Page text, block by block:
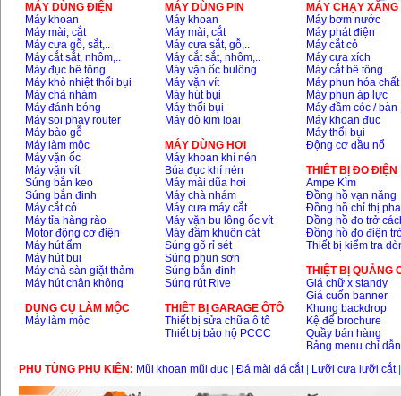
MÁY DÙNG ĐIỆN
Máy khoan
Máy mài, cắt
Máy cưa gỗ, sắt,..
Máy cắt sắt, nhôm,..
Máy đục bê tông
Máy khò nhiệt thổi bụi
Máy chà nhám
Máy đánh bóng
Máy soi phay router
Máy bào gỗ
Máy làm mộc
Máy vặn ốc
Máy vặn vít
Súng bắn keo
Súng bắn đinh
Máy cắt cỏ
Máy tỉa hàng rào
Motor động cơ điện
Máy hút ẩm
Máy hút bụi
Máy chà sàn giặt thảm
Máy hút chân không
DỤNG CỤ LÀM MỘC
Máy làm mộc
MÁY DÙNG PIN
Máy khoan
Máy mài, cắt
Máy cưa sắt, gỗ,..
Máy cắt sắt, nhôm,..
Máy vặn ốc bulông
Máy vặn vít
Máy hút bụi
Máy thổi bụi
Máy dò kim loại
MÁY DÙNG HƠI
Máy khoan khí nén
Búa đục khí nén
Máy mài dũa hơi
Máy chà nhám
Máy cưa máy cắt
Máy vặn bu lông ốc vít
Máy đầm khuôn cát
Súng gõ rỉ sét
Súng phun sơn
Súng bắn đinh
Súng rút Rive
THIÊT BỊ GARAGE ÔTÔ
Thiết bị sửa chữa ô tô
Thiết bị bảo hộ PCCC
MÁY CHẠY
Máy bơm nước
Máy phát điện
Máy cắt cỏ
Máy cưa xích
Máy cắt bê tông
Máy phun hóa chất
Máy phun áp lực
Máy đầm cóc / bàn
Máy khoan đục
Máy thổi bụi
Động cơ đầu nổ
THIÊT BỊ ĐO ĐIỆN
Ampe Kìm
Đồng hồ vạn năng
Đồng hồ chỉ thị pha
Đồng hồ đo trở
Đồng hồ đo điện
Thiết bị kiểm tra
THIỆT BỊ QUẢNG
Giá chữ x standy
Giá cuốn banner
Khung backdrop
Kệ để brochure
Quầy bán hàng
Bảng menu chỉ dẫn
PHỤ TÙNG PHỤ KIỆN: Mũi khoan mũi đục Đá mài đá cắt| Lưỡi cưa lưỡi cắt